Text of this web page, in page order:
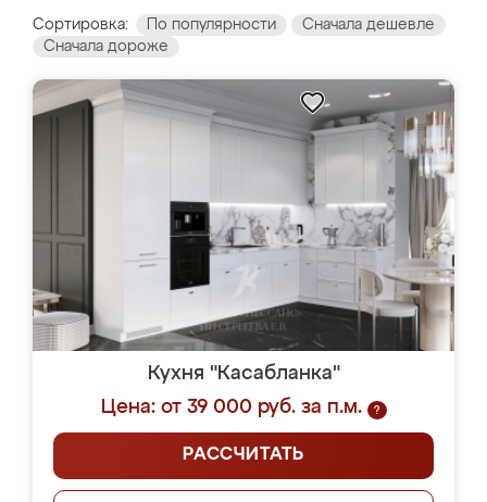
Сортировка: По популярности
Сначала дешевле
Сначала дороже
Кухня "Касабланка"
Цена: от 39 000 руб. за п.м.
?
РАССЧИТАТЬ